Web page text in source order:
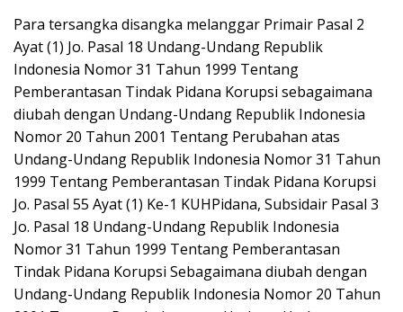
Para tersangka disangka melanggar Primair Pasal 2
Ayat (1) Jo. Pasal 18 Undang-Undang Republik
Indonesia Nomor 31 Tahun 1999 Tentang
Pemberantasan Tindak Pidana Korupsi sebagaimana
diubah dengan Undang-Undang Republik Indonesia
Nomor 20 Tahun 2001 Tentang Perubahan atas
Undang-Undang Republik Indonesia Nomor 31 Tahun
1999 Tentang Pemberantasan Tindak Pidana Korupsi
Jo. Pasal 55 Ayat (1) Ke-1 KUHPidana, Subsidair Pasal 3
Jo. Pasal 18 Undang-Undang Republik Indonesia
Nomor 31 Tahun 1999 Tentang Pemberantasan
Tindak Pidana Korupsi Sebagaimana diubah dengan
Undang-Undang Republik Indonesia Nomor 20 Tahun